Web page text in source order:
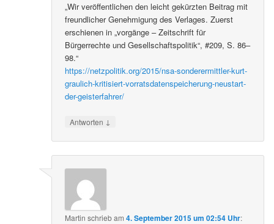
„Wir veröffentlichen den leicht gekürzten Beitrag mit
freundlicher Genehmigung des Verlages. Zuerst
erschienen in „vorgänge – Zeitschrift für
Bürgerrechte und Gesellschaftspolitik“, #209, S. 86–
98.“
https://netzpolitik.org/2015/nsa-sonderermittler-kurt-
graulich-kritisiert-vorratsdatenspeicherung-neustart-
der-geisterfahrer/
Antworten ↓
Martin schriebam4. September 2015 um 02:54 Uhr: